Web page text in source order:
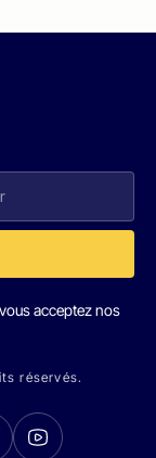
acceptez nos
réservés.